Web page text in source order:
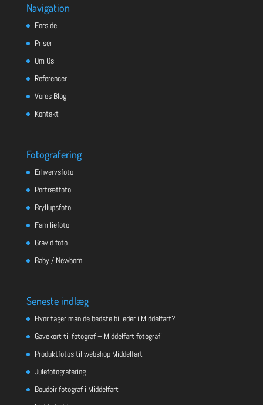
Navigation
Forside
Priser
Om Os
Referencer
Vores Blog
Kontakt
Fotografering
Erhvervsfoto
Portrætfoto
Bryllupsfoto
Familiefoto
Gravid foto
Baby / Newborn
Seneste indlæg
Hvor tager man de bedste billeder i Middelfart?
Gavekort til fotograf – Middelfart fotografi
Produktfotos til webshop Middelfart
Julefotografering
Boudoir fotograf i Middelfart